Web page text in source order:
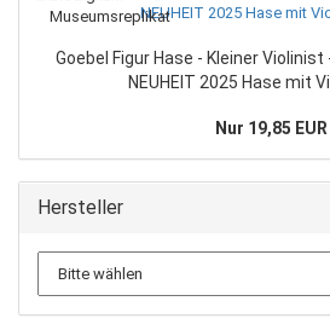
Goebel Figur Hase - Kleiner
NEUHEIT 2025 Hase mit
Nur 19,85 EUR
Hersteller